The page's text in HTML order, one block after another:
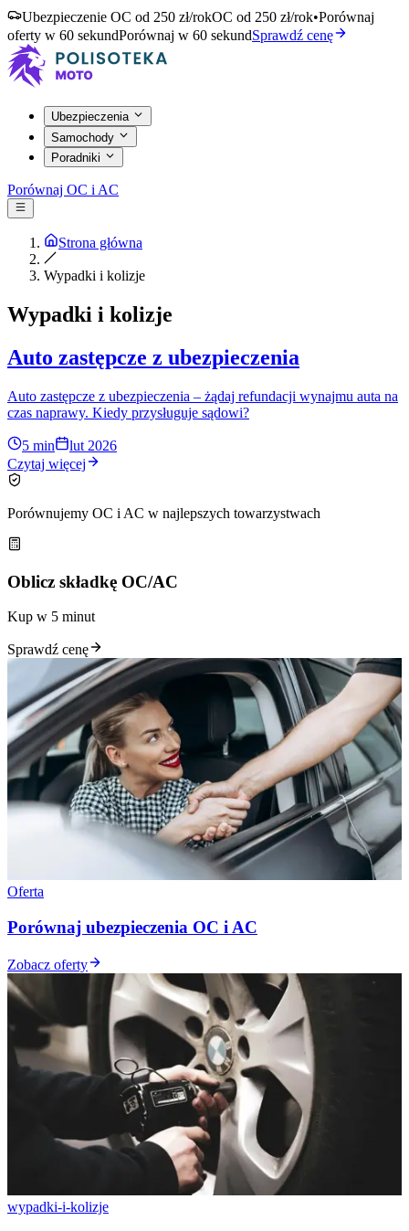
Ubezpieczenie OC od 250 zł/rokOC od 250 zł/rok•Porównaj
oferty w 60 sekundPorównaj w 60 sekundSprawdź cenę
Ubezpieczenia
Samochody
Poradniki
Porównaj OC i AC
Strona główna
Wypadki i kolizje
Wypadki i kolizje
Auto zastępcze z ubezpieczenia
Auto zastępcze z ubezpieczenia – żądaj refundacji wynajmu auta na
czas naprawy. Kiedy przysługuje sądowi?
5 min
lut 2026
Czytaj więcej
Porównujemy OC i AC w najlepszych towarzystwach
Oblicz składkę OC/AC
Kup w 5 minut
Sprawdź cenę
Oferta
Porównaj ubezpieczenia OC i AC
Zobacz oferty
wypadki-i-kolizje